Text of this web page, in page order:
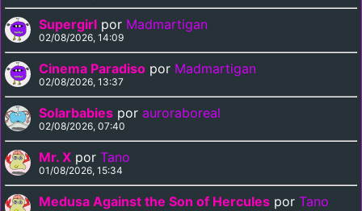
Supergirl por Madmartigan
02/08/2026, 14:09
Cinema Paradiso por Madmartigan
02/08/2026, 13:37
Solarbabies por auroraboreal
02/08/2026, 07:40
Mr. X por Tano
01/08/2026, 15:34
Medusa Against the Son of Hercules por Tano